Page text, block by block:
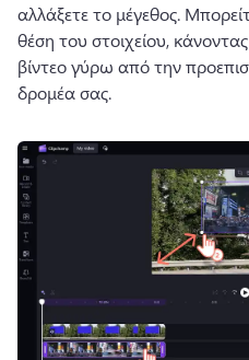
αλλάξετε το μέγεθος.
θέση του στοιχείου,
βίντεο γύρω από την
δρομέα σας.